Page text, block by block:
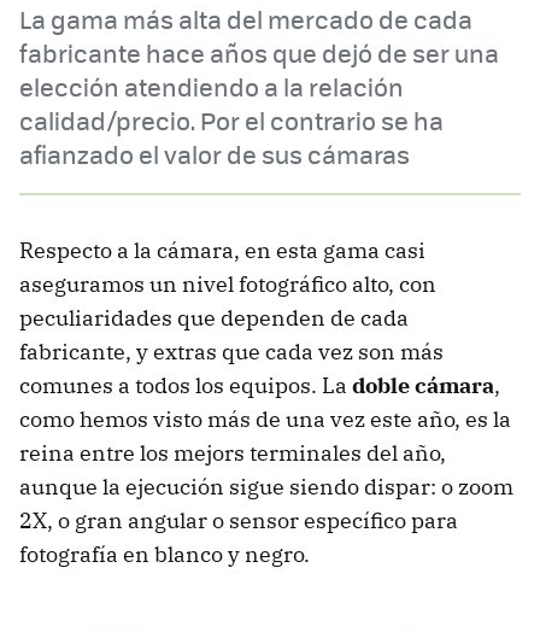
La gama más alta del mercado de cada
fabricante hace años que dejó de ser una
elección atendiendo a la relación
calidad/precio. Por el contrario se ha
afianzado el valor de sus cámaras
Respecto a la cámara, en esta gama casi
aseguramos un nivel fotográfico alto, con
peculiaridades que dependen de cada
fabricante, y extras que cada vez son más
comunes a todos los equipos. La doble cámara,
como hemos visto más de una vez este año, es la
reina entre los mejors terminales del año,
aunque la ejecución sigue siendo dispar: o zoom
2X, o gran angular o sensor específico para
fotografía en blanco y negro.